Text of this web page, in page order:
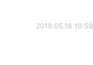
2019.05.16 10:59